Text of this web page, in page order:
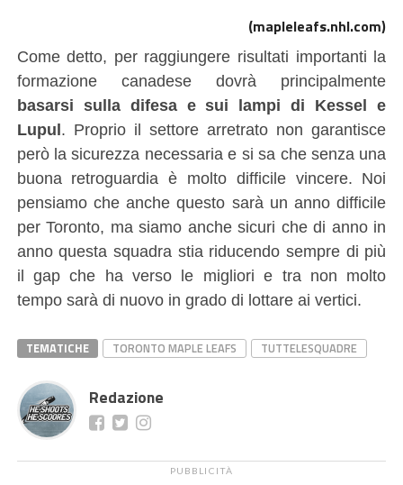
(mapleleafs.nhl.com)
Come detto, per raggiungere risultati importanti la
formazione canadese dovrà principalmente
basarsi sulla difesa e sui lampi di Kessel e
Lupul. Proprio il settore arretrato non garantisce
però la sicurezza necessaria e si sa che senza una
buona retroguardia è molto difficile vincere. Noi
pensiamo che anche questo sarà un anno difficile
per Toronto, ma siamo anche sicuri che di anno in
anno questa squadra stia riducendo sempre di più
il gap che ha verso le migliori e tra non molto
tempo sarà di nuovo in grado di lottare ai vertici.
TEMATICHE TORONTO MAPLE LEAFS TUTTELESQUADRE
Redazione
PUBBLICITÀ